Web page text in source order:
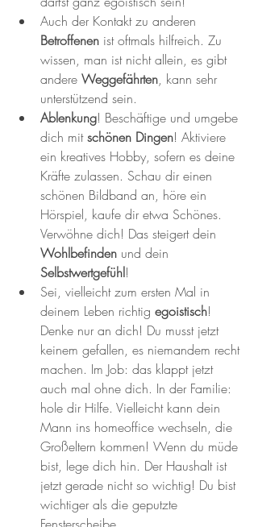
Auch der Kontakt zu anderen
Betroffenen ist oftmals hilfreich. Zu
wissen, man ist nicht allein, es gibt
andere Weggefährten, kann sehr
unterstützend sein.
Ablenkung! Beschäftige und umgebe
dich mit schönen Dingen! Aktiviere
ein kreatives Hobby, sofern es deine
Kräfte zulassen. Schau dir einen
schönen Bildband an, höre ein
Hörspiel, kaufe dir etwa Schönes.
Verwöhne dich! Das steigert dein
Wohlbefinden und dein
Selbstwertgefühl!
Sei, vielleicht zum ersten Mal in
deinem Leben richtig egoistisch!
Denke nur an dich! Du musst jetzt
keinem gefallen, es niemandem recht
machen. Im Job: das klappt jetzt
auch mal ohne dich. In der Familie:
hole dir Hilfe. Vielleicht kann dein
Mann ins homeoffice wechseln, die
Großeltern kommen! Wenn du müde
bist, lege dich hin. Der Haushalt ist
jetzt gerade nicht so wichtig! Du bist
wichtiger als die geputzte